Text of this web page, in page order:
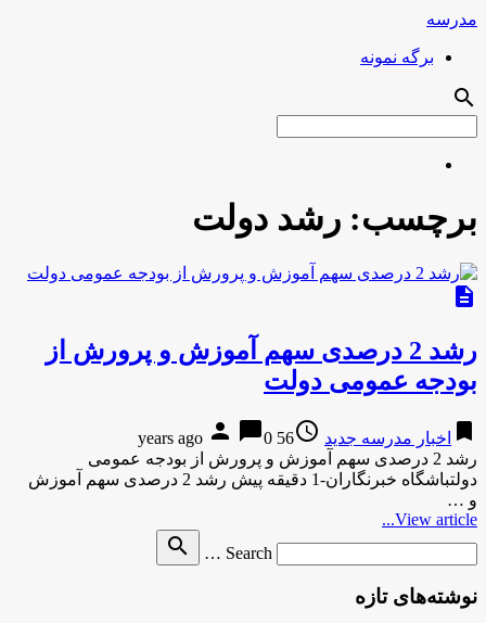
مدرسه
برگه نمونه
search
برچسب: رشد دولت
description
رشد 2 درصدی سهم آموزش و پرورش از
بودجه عمومی دولت
bookmark اخبار مدرسه جدید access_time
56 years ago
person chat_bubble0
رشد 2 درصدی سهم آموزش و پرورش از بودجه عمومی
دولتباشگاه خبرنگاران-1 دقیقه پیش رشد 2 درصدی سهم آموزش
و …
View article...
Search …
search
نوشته‌های تازه